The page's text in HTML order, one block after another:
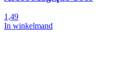
1,49
In winkelmand